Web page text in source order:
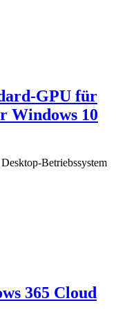
GPU für
Windows 10
Betriebssystem
365 Cloud